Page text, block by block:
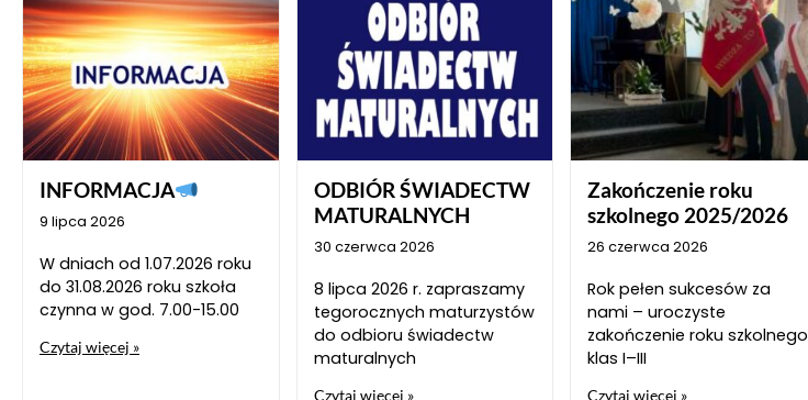
INFORMACJA
9 lipca 2026
W dniach od 1.07.2026 roku
do 31.08.2026 roku szkoła
czynna w god. 7.00-15.00
Czytaj więcej »
ODBIÓR ŚWIADECTW
MATURALNYCH
30 czerwca 2026
8 lipca 2026 r. zapraszamy
tegorocznych maturzystów
do odbioru świadectw
maturalnych
Czytaj więcej »
Zakończenie roku
szkolnego 2025/2026
26 czerwca 2026
Rok pełen sukcesów za
nami – uroczyste
zakończenie roku szkolnego
klas I–III
Czytaj więcej »